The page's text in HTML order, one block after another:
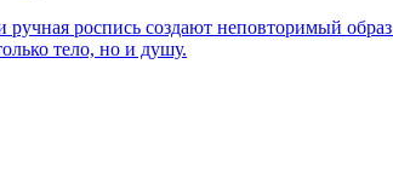
роспись создают неповторимый
тело, но и душу.